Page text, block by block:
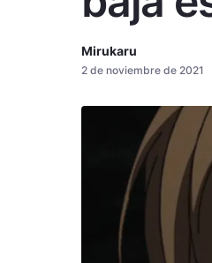
Mirukaru
2 de noviembre de 2021